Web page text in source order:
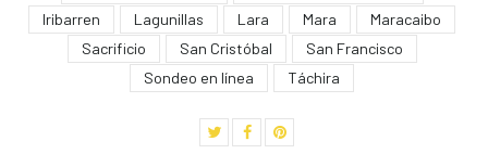
Iribarren
Lagunillas Lara Mara
Maracaibo
Sacrificio
San Cristóbal
San Francisco
Sondeo en línea
Táchira